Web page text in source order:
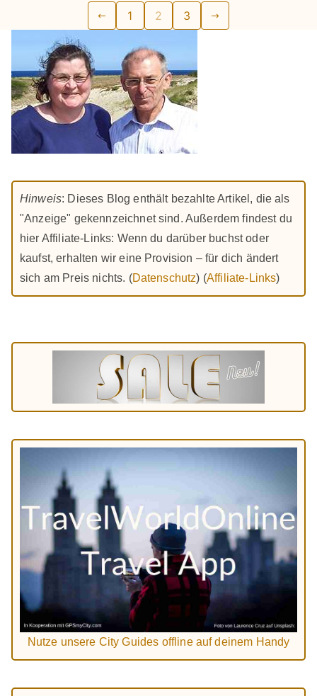
Seitennummerierung
der
Beiträge
1 2 3
Hinweis: Dieses Blog enthält bezahlte Artikel, die als
"Anzeige" gekennzeichnet sind. Außerdem findest du
hier Affiliate-Links: Wenn du darüber buchst oder
kaufst, erhalten wir eine Provision – für dich ändert
sich am Preis nichts. (Datenschutz) (Affiliate-Links)
Nutze unsere City Guides offline auf deinem Handy